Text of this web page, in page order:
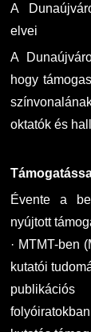
A
elvei
A
hogy
oktatók és
Évente a
nyújtott
· MTMT-ben
kutatói